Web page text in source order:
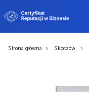
Strona główna Skoczów